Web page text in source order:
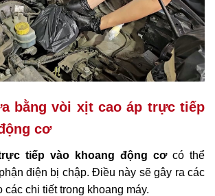
bằng vòi xịt cao áp trực tiếp
cơ
tiếp vào khoang động cơcó thể
điện bị chập. Điều này sẽ gây ra các
các chi tiết trong khoang máy.